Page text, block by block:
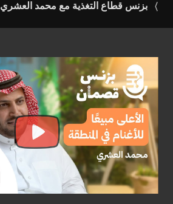
بزنس قطاع التغذية مع محمد العشري